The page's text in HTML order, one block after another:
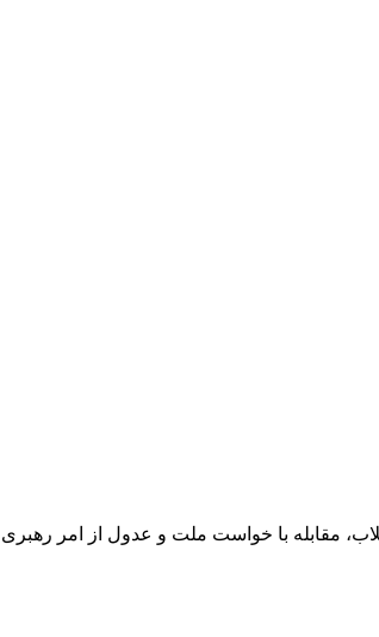
مقابله با خواست ملت و عدول از امر